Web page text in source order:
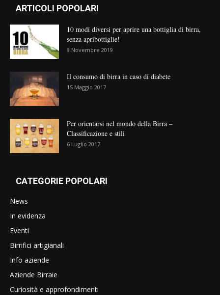
ARTICOLI POPOLARI
10 modi diversi per aprire una bottiglia di birra,
senza apribottiglie!
8 Novembre 2019
Il consumo di birra in caso di diabete
15 Maggio 2017
Per orientarsi nel mondo della Birra –
Classificazione e stili
6 Luglio 2017
CATEGORIE POPOLARI
News
In evidenza
Eventi
Birrifici artigianali
Info aziende
Aziende Birraie
Curiosità e approfondimenti